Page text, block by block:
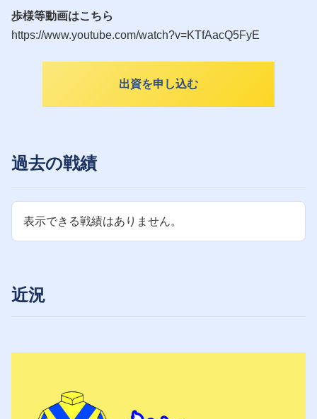
歩様等動画はこちら
https://www.youtube.com/watch?v=KTfAacQ5FyE
出資を申し込む
過去の戦績
表示できる戦績はありません。
近況